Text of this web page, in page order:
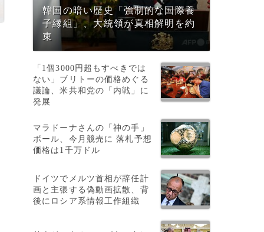
韓国の暗い歴史「強制的な国際養
子縁組」、大統領が真相解明を約
束
「1個3000円超もすべきでは
ない」ブリトーの価格めぐる
議論、米共和党の「内戦」に
発展
マラドーナさんの「神の手」
ボール、今月競売に 落札予想
価格は1千万ドル
ドイツでメルツ首相が辞任計
画と主張する偽動画拡散、背
後にロシア系情報工作組織